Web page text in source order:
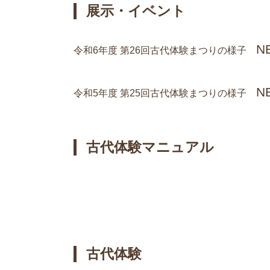
展示・イベント
令和6年度 第26回古代体験まつりの様子
令和5年度 第25回古代体験まつりの様子
古代体験マニュアル
古代体験